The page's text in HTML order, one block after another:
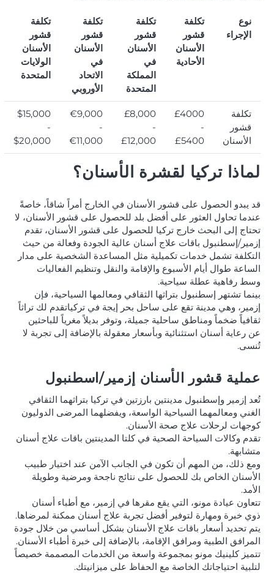
نوع
الإجراء
تكلفة
قشور
الأسنان
الأحادية
تكلفة
قشور
الأسنان
في
المملكة
المتحدة
تكلفة
قشور
الأسنان
في
الاتحاد
الأوروبي
تكلفة
قشور
الأسنان
الولايات
المتحدة
تكلفة
قشور
الأسنان
£4000
-
£5400
£8,000
-
£12,000
€9,000
-
€11,000
$15,000
-
$20,000
لماذا تركيا لقشرة الأسنان؟
قد يبدو الحصول على قشور الأسنان في الخارج أمراً شاقاً، خاصةً
عندما تحاول العثور على أفضل بلد للحصول على قشور الأسنان، لا
تحتاج إلى البحث خارج تركيا للحصول على قشور الأسنان، تقدم
إزمير/إسطنبول باقات علاج أسنان عالية الجودة وفعالة من حيث
التكلفة تشمل خدمات تكميلية مثل المساعدة الشخصية على مدار
الساعة طوال أيام الأسبوع والإقامة والنقل وتنظيم الفعاليات
وسط رفاهية عطلة سياحية.
بينما تشتهر إسطنبول بتراثها الثقافي ومعالمها السياحية، فإن
إزمير، وهي مدينة تقع على ساحل بحر إيجة في تركياتقدم لك تراثاً
ثقافياً ضخماً ومناطق ساحلية جميلة، وتوفر بديلاً مغرياً للباحثين
عن رعاية أسنان استثنائية وبأسعار معقولة بالإضافة إلى تجربة لا
تُنسى.
عملية قشور الأسنان إزمير/اسطنبول
تُعد إزمير وإسطنبول مدينتين بارزتين في تركيا بتراثهما الثقافي
الغني ومعالمهما السياحية الواسعة، ويفضلهما المرضى الدوليون
كوجهات لرحلات علاج صحة الأسنان.
تقدم وكالات السياحة الصحية في كلتا المدينتين باقات علاج أسنان
متشابهة.
ومع ذلك، من المهم أن تكون في الجانب الآمن عند اختيار طبيب
الأسنان الخاص بك للحصول على نتائج ناجحة ومرضية وطويلة
الأمد.
تتعاون عيادة مونو، التي يقع مقرها في إزمير، مع أطباء أسنان
ذوي خبرة ومهارة لتوفير أفضل تجربة علاج أسنان ممكنة لمرضاها.
يتم تحديد أسعار باقات علاج الأسنان بشكل أساسي من خلال جودة
المرافق الطبية ومرافق الإقامة، بالإضافة إلى خبرة أطباء الأسنان.
تتميز كلينيك مونو بمجموعة واسعة من الخدمات المصممة خصيصاً
لتلبية احتياجاتك الخاصة مع الحفاظ على ميزانيتك.